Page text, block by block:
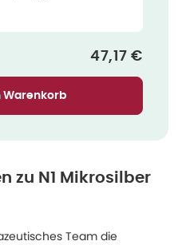
47,17 €
Warenkorb
zu N1 Mikrosilber
Team die